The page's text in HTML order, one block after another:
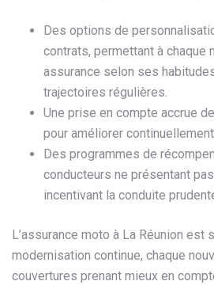
Des options de
contrats, permettant à chaque
assurance selon ses
trajectoires régulières.
Une prise en compte accrue
pour améliorer
Des programmes de
conducteurs ne présentant
incentivant la conduite
L’assurance moto à La Réunion est
modernisation continue, chaque
couvertures prenant mieux en